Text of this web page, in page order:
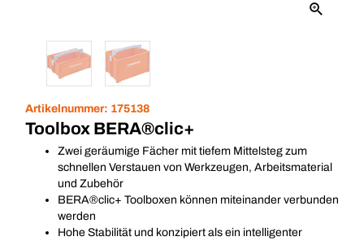
Artikelnummer: 175138
Toolbox BERA®clic+
Zwei geräumige Fächer mit tiefem Mittelsteg zum
schnellen Verstauen von Werkzeugen, Arbeitsmaterial
und Zubehör
BERA®clic+ Toolboxen können miteinander verbunden
werden
Hohe Stabilität und konzipiert als ein intelligenter